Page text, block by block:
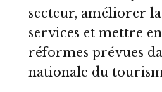
secteur, améliorer
services et mettre
réformes prévues
nationale du